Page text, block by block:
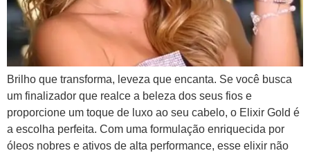
Brilho que transforma, leveza que encanta. Se você busca
um finalizador que realce a beleza dos seus fios e
proporcione um toque de luxo ao seu cabelo, o Elixir Gold é
a escolha perfeita. Com uma formulação enriquecida por
óleos nobres e ativos de alta performance, esse elixir não